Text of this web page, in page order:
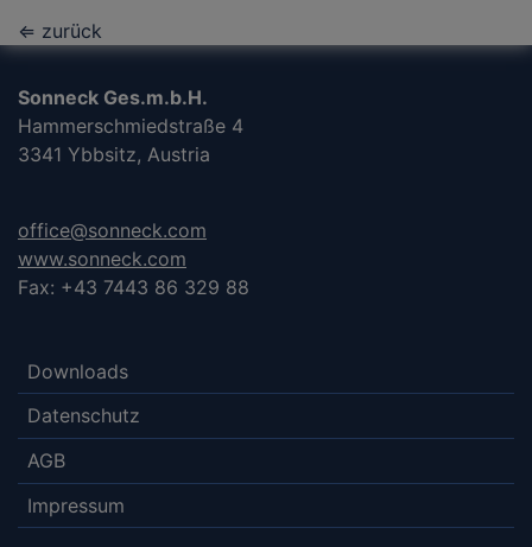
⇐ zurück
Sonneck Ges.m.b.H.
Hammerschmiedstraße 4
3341 Ybbsitz, Austria
office@sonneck.com
www.sonneck.com
Fax: +43 7443 86 329 88
Downloads
Datenschutz
AGB
Impressum